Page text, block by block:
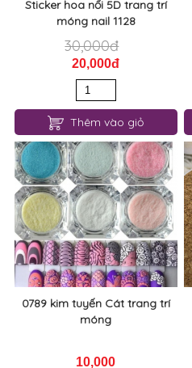
Sticker hoa nổi 5D trang trí
móng nail 1128
30,000đ
20,000đ
Thêm vào giỏ
0789 kim tuyến Cát trang trí
móng